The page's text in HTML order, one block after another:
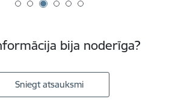
bija noderīga?
Sniegt atsauksmi